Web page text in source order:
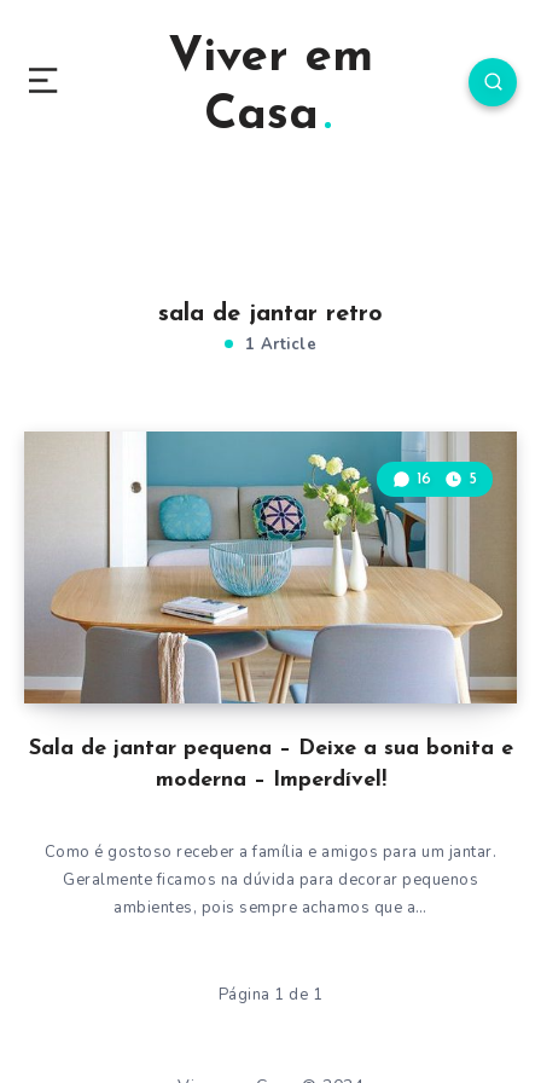
Viver em
Casa
sala de jantar retro
1 Article
Sala de jantar pequena – Deixe a sua bonita e
moderna – Imperdível!
16 5
Como é gostoso receber a família e amigos para um jantar.
Geralmente ficamos na dúvida para decorar pequenos
ambientes, pois sempre achamos que a…
Página 1 de 1